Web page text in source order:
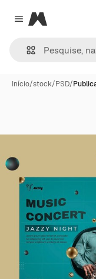
Close menu
Magnific
Início/stock/PSD/